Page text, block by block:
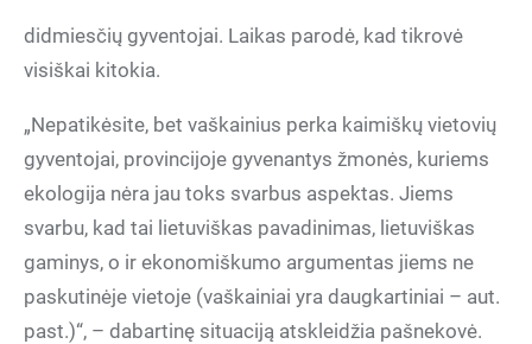
didmiesčių gyventojai. Laikas parodė, kad tikrovė
visiškai kitokia.
„Nepatikėsite, bet vaškainius perka kaimiškų vietovių
gyventojai, provincijoje gyvenantys žmonės, kuriems
ekologija nėra jau toks svarbus aspektas. Jiems
svarbu, kad tai lietuviškas pavadinimas, lietuviškas
gaminys, o ir ekonomiškumo argumentas jiems ne
paskutinėje vietoje (vaškainiai yra daugkartiniai – aut.
past.)“, – dabartinę situaciją atskleidžia pašnekovė.